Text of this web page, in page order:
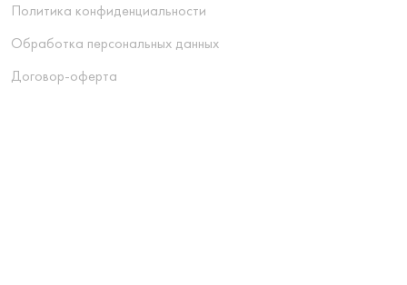
Политика конфиденциальности
Обработка персональных данных
Договор-оферта